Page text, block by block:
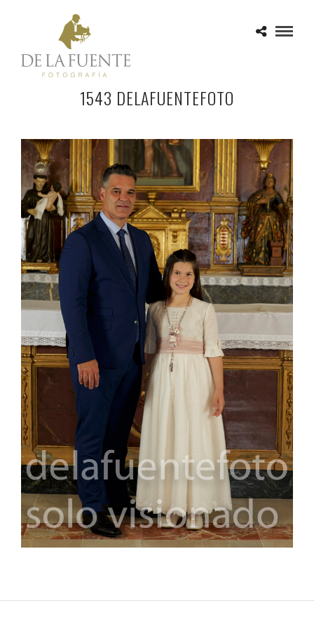
1543 DELAFUENTEFOTO